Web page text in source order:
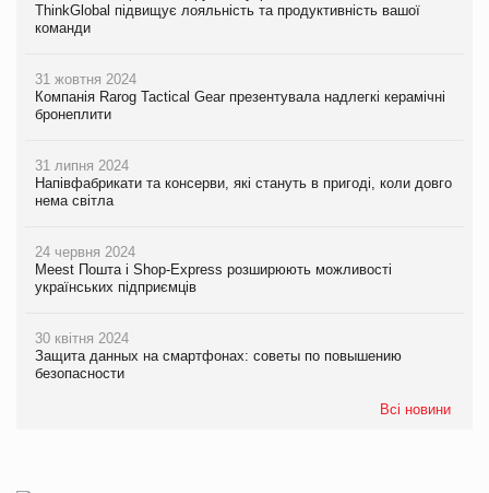
ThinkGlobal підвищує лояльність та продуктивність вашої
команди
31 жовтня 2024
Компанія Rarog Tactical Gear презентувала надлегкі керамічні
бронеплити
31 липня 2024
Напівфабрикати та консерви, які стануть в пригоді, коли довго
нема світла
24 червня 2024
Meest Пошта і Shop-Express розширюють можливості
українських підприємців
30 квітня 2024
Защита данных на смартфонах: советы по повышению
безопасности
Всі новини